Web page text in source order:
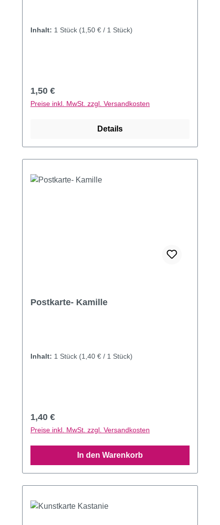
Inhalt: 1 Stück (1,50 € / 1 Stück)
Regulärer Preis:
1,50 €
Preise inkl. MwSt. zzgl. Versandkosten
Details
Postkarte- Kamille
Inhalt: 1 Stück (1,40 € / 1 Stück)
Regulärer Preis:
1,40 €
Preise inkl. MwSt. zzgl. Versandkosten
In den Warenkorb